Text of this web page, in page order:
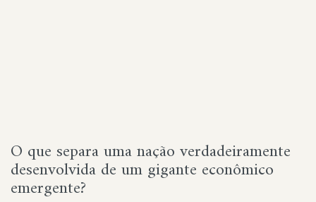
O que separa uma nação verdadeiramente
desenvolvida de um gigante econômico
emergente?